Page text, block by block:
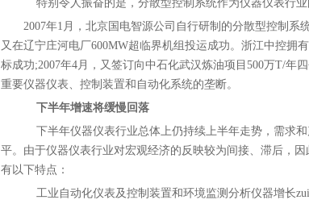
特别令人振奋的是，分散型控制系统作为仪器仪表行业
2007年1月，北京国电智源公司自行研制的分散型控制系
又在辽宁庄河电厂600MW超临界机组投运成功。浙江中控拥
标成功;2007年4月，又签订向中石化武汉炼油项目500万T/年
重要仪器仪表、控制装置和自动化系统的垄断。
下半年增速将缓慢回落
下半年仪器仪表行业总体上仍持续上半年走势，需求
平。由于仪器仪表行业对宏观经济的反映较为间接、滞后，
有以下特点：
工业自动化仪表及控制装置和环境监测分析仪器增长